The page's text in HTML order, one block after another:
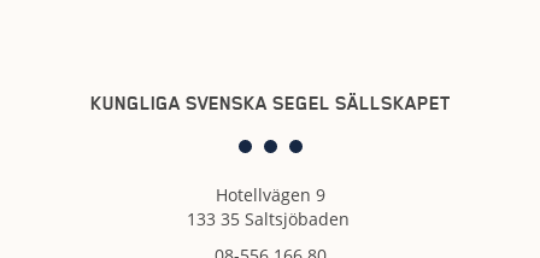
KUNGLIGA SVENSKA SEGEL SÄLLSKAPET
Hotellvägen 9
133 35 Saltsjöbaden